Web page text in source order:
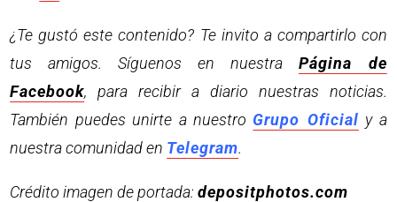
¿Te gustó este contenido? Te invito a compartirlo con
tus amigos. Síguenos en nuestra Página de
Facebook, para recibir a diario nuestras noticias.
También puedes unirte a nuestro Grupo Oficial y a
nuestra comunidad en Telegram.
Crédito imagen de portada:depositphotos.com